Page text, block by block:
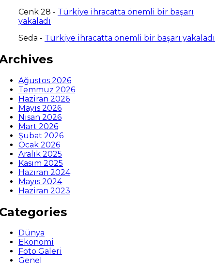
Cenk 28 - Türkiye ihracatta önemli bir başarı
yakaladı
Seda - Türkiye ihracatta önemli bir başarı yakaladı
Ağustos 2026
Temmuz 2026
Haziran 2026
Mayıs 2026
Nisan 2026
Mart 2026
Şubat 2026
Ocak 2026
Aralık 2025
Kasım 2025
Haziran 2024
Mayıs 2024
Haziran 2023
Dünya
Ekonomi
Foto Galeri
Genel